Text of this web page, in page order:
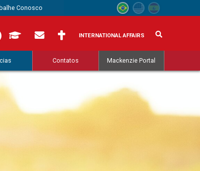
Conosco
INTERNATIONAL AFFAIRS
Contatos Mackenzie Portal